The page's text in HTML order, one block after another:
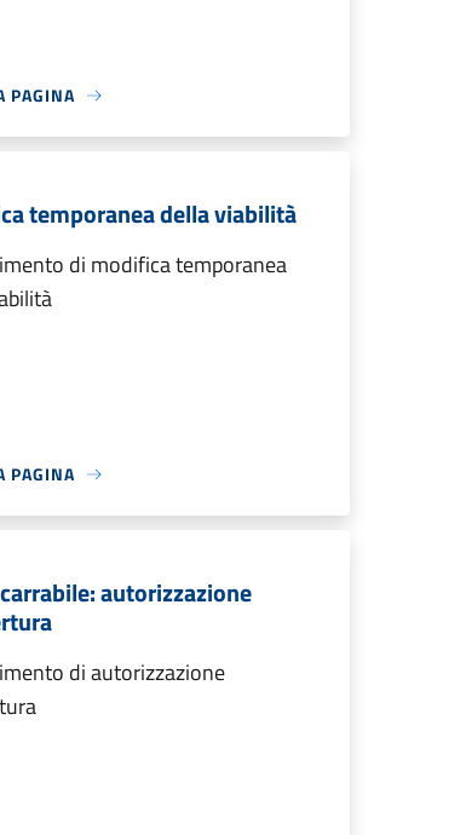
PAGINA
temporanea della viabilità
di modifica temporanea
PAGINA
autorizzazione
di autorizzazione